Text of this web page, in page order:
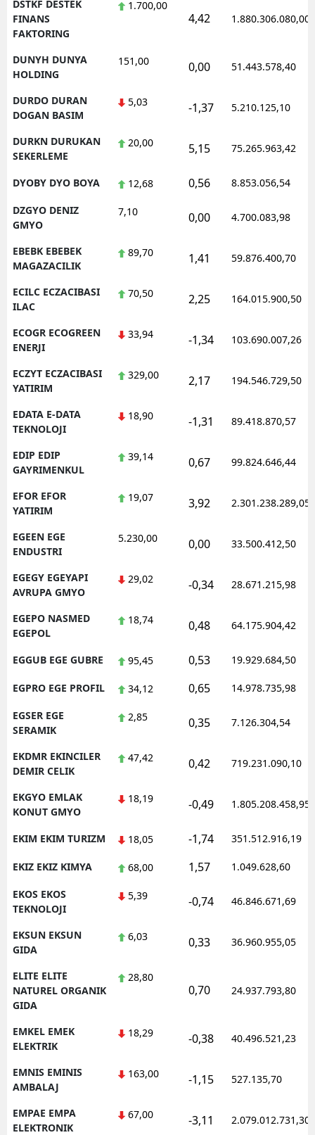
DSTKF DESTEK
FINANS
FAKTORING
1.700,00
4,42 1.880.306.080,00
DUNYH DUNYA
HOLDING
151,00 0,00 51.443.578,40
DURDO DURAN
DOGAN BASIM
5,03 -1,37 5.210.125,10
DURKN DURUKAN
SEKERLEME
20,00 5,15 75.265.963,42
DYOBY DYO BOYA 12,68 0,56 8.853.056,54
DZGYO DENIZ
GMYO
7,10 0,00 4.700.083,98
EBEBK EBEBEK
MAGAZACILIK
89,70 1,41 59.876.400,70
ECILC ECZACIBASI
ILAC
70,50 2,25 164.015.900,50
ECOGR ECOGREEN
ENERJI
33,94 -1,34 103.690.007,26
ECZYT ECZACIBASI
YATIRIM
329,00 2,17 194.546.729,50
EDATA E-DATA
TEKNOLOJI
18,90 -1,31 89.418.870,57
EDIP EDIP
GAYRIMENKUL
39,14 0,67 99.824.646,44
EFOR EFOR
YATIRIM
19,07 3,92 2.301.238.289,05
EGEEN EGE
ENDUSTRI
5.230,00 0,00 33.500.412,50
EGEGY EGEYAPI
AVRUPA GMYO
29,02 -0,34 28.671.215,98
EGEPO NASMED
EGEPOL
18,74 0,48 64.175.904,42
EGGUB EGE GUBRE 95,45 0,53 19.929.684,50
EGPRO EGE PROFIL 34,12 0,65 14.978.735,98
EGSER EGE
SERAMIK
2,85 0,35 7.126.304,54
EKDMR EKINCILER
DEMIR CELIK
47,42 0,42 719.231.090,10
EKGYO EMLAK
KONUT GMYO
18,19 -0,49 1.805.208.458,95
EKIM EKIM TURIZM 18,05 -1,74 351.512.916,19
EKIZ EKIZ KIMYA 68,00 1,57 1.049.628,60
EKOS EKOS
TEKNOLOJI
5,39 -0,74 46.846.671,69
EKSUN EKSUN
GIDA
6,03 0,33 36.960.955,05
ELITE ELITE
NATUREL ORGANIK
GIDA
28,80
0,70 24.937.793,80
EMKEL EMEK
ELEKTRIK
18,29 -0,38 40.496.521,23
EMNIS EMINIS
AMBALAJ
163,00 -1,15 527.135,70
EMPAE EMPA
ELEKTRONIK
67,00 -3,11 2.079.012.731,30